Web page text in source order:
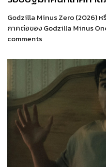
Godzilla Minus Zero (2026)
ภาคต่อของ Godzilla Minus
comments